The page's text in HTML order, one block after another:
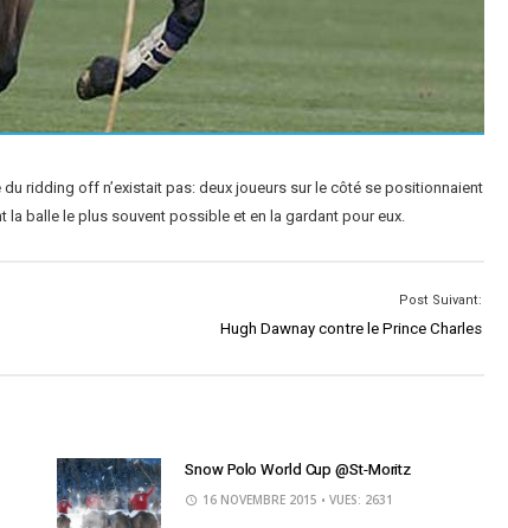
ridding off n’existait pas: deux joueurs sur le côté se positionnaient
balle le plus souvent possible et en la gardant pour eux.
Post Suivant:
Hugh Dawnay contre le Prince Charles
Snow Polo World Cup @St-Moritz
16 NOVEMBRE 2015 • VUES: 2631